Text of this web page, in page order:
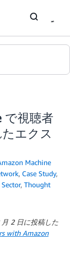
で視聴者
エクス
Machine
, Case Study,
, Thought
2 日に投稿した
with Amazon